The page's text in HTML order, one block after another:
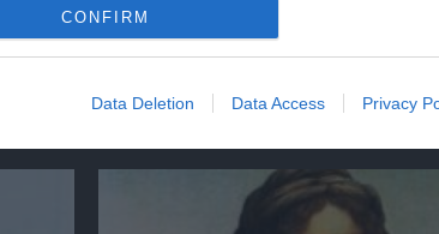
CONFIRM
Data Deletion Data Access Privacy
Απόστολος Χαντζαράς –
“Beauty and Blue”: Διπλή